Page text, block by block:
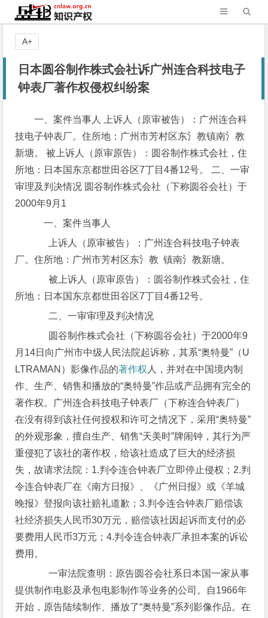
日本圆谷制作株式会社诉广州连合科技电子
钟表厂著作权侵权纠纷案
一、案件当事人 上诉人（原审被告）：广州连合科
技电子钟表厂。住所地：广州市芳村区东氵教镇南氵教
新塘。 被上诉人（原审原告）：圆谷制作株式会社，住
所地：日本国东京都世田谷区7丁目4番12号。 二、一审
审理及判决情况 圆谷制作株式会社（下称圆谷会社）于
2000年9月1
一、案件当事人
上诉人（原审被告）：广州连合科技电子钟表
厂。住所地：广州市芳村区东氵教 镇南氵教新塘。
被上诉人（原审原告）：圆谷制作株式会社，住
所地：日本国东京都世田谷区7丁目4番12号。
二、一审审理及判决情况
圆谷制作株式会社（下称圆谷会社）于2000年9
月14日向广州市中级人民法院起诉称，其系“奥特曼”（U
LTRAMAN）影像作品的著作权 人，并对在中国境内制
作、生产、销售和播放的“奥特曼”作品或产品拥有完全的
著作权。广州连合科技电子钟表厂（下称连合钟表厂）
在没有得到该社任何授权和许可之情况下，采用“奥特曼”
的外观形象，擅自生产、销售“天美时”牌闹钟，其行为严
重侵犯了该社的著作权，给该社造成了巨大的经济损
失，故请求法院：1.判令连合钟表厂立即停止侵权；2.判
令连合钟表厂在《南方日报》、《广州日报》或《羊城
晚报》登报向该社赔礼道歉；3.判令连合钟表厂赔偿该
社经济损失人民币30万元，赔偿该社因起诉而支付的必
要费用人民币3万元；4.判令连合钟表厂承担本案的诉讼
费用。
一审法院查明：原告圆谷会社系日本国一家从事
提供制作电影及承包电影制作等业务的公司。自1966年
开始，原告陆续制作、播放了“奥特曼”系列影像作品。在
A+